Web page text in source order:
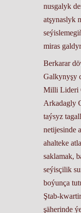
nusgalyk
atşynaslyk
miras
Berkarar
Galkynyşy
Milli Lideri
Arkadagly
taýsyz
netijesinde
ahalteke
saklamak,
seýisçilik
boýunça
Ştab-
şäherinde